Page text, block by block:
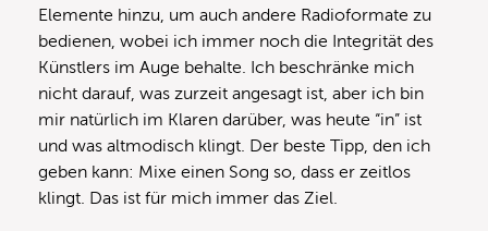
Elemente hinzu, um auch andere Radioformate zu
bedienen, wobei ich immer noch die Integrität des
Künstlers im Auge behalte. Ich beschränke mich
nicht darauf, was zurzeit angesagt ist, aber ich bin
mir natürlich im Klaren darüber, was heute “in” ist
und was altmodisch klingt. Der beste Tipp, den ich
geben kann: Mixe einen Song so, dass er zeitlos
klingt. Das ist für mich immer das Ziel.